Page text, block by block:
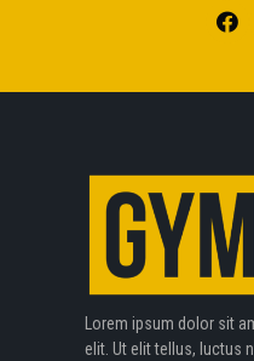
Lorem ipsum dolor sit
elit. Ut elit tellus, luctus